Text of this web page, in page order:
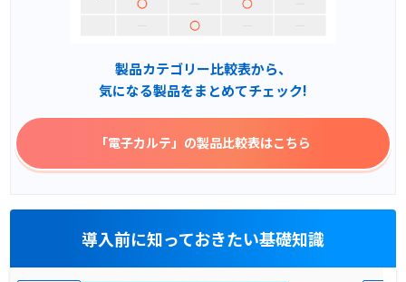
製品カテゴリー比較表から、
気になる製品をまとめてチェック!
「電子カルテ」 の製品比較表はこちら
導入前に知っておきたい基礎知識